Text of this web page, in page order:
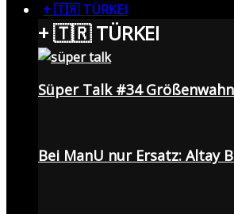
+ 🇹🇷 TÜRKEI
+ 🇹🇷 TÜRKEI
Süper Talk #34
Bei ManU nur Ersatz: Altay